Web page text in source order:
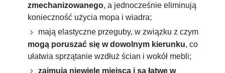
zmechanizowanego, a jednocześnie eliminują
konieczność użycia mopa i wiadra;
mają elastyczne przeguby, w związku z czym
mogą poruszać się w dowolnym kierunku, co
ułatwia sprzątanie wzdłuż ścian i wokół mebli;
zajmują niewiele miejsca i są łatwe w